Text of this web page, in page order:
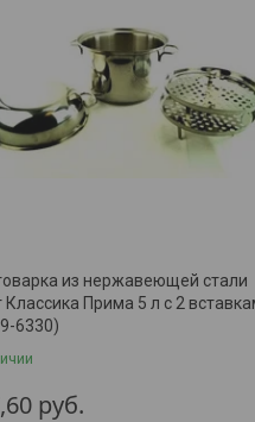
из нержавеющей стали
Прима 5 л с 2
6330)
руб.